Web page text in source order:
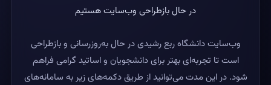
در حال بازطراحی وب‌سایت هستیم
وب‌سایت دانشگاه ربع رشیدی در حال به‌روزرسانی و بازطراحی
است تا تجربه‌ای بهتر برای دانشجویان و اساتید گرامی فراهم
شود. در این مدت می‌توانید از طریق دکمه‌های زیر به سامانه‌های